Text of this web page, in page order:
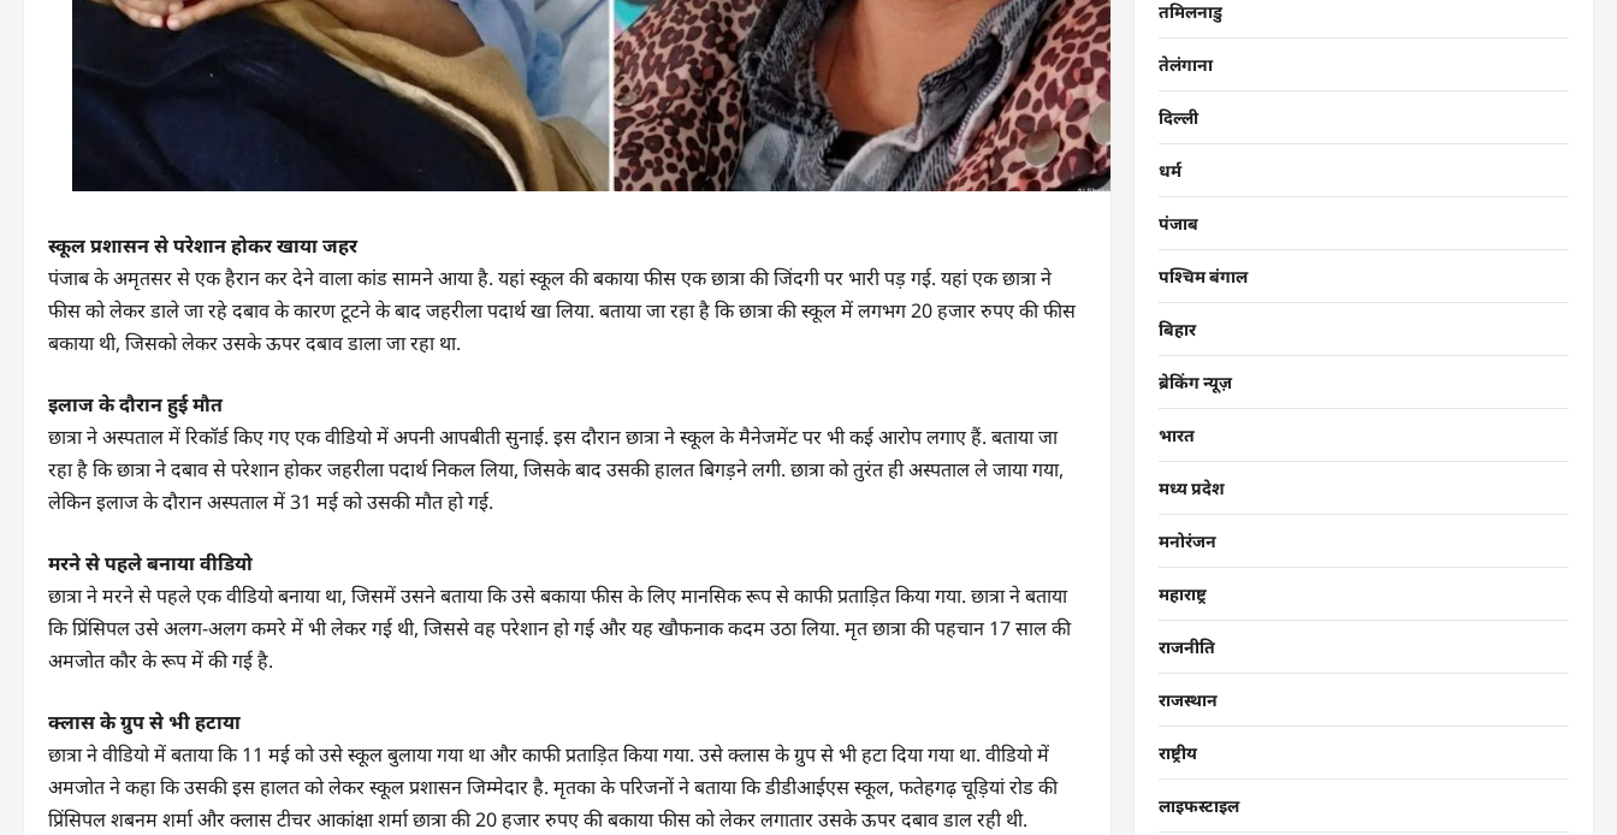
स्कूल प्रशासन से परेशान होकर खाया जहर
पंजाब के अमृतसर से एक हैरान कर देने वाला कांड सामने आया है. यहां स्कूल की बकाया फीस एक छात्रा की जिंदगी पर भारी पड़ गई. यहां एक छात्रा ने
फीस को लेकर डाले जा रहे दबाव के कारण टूटने के बाद जहरीला पदार्थ खा लिया. बताया जा रहा है कि छात्रा की स्कूल में लगभग 20 हजार रुपए की फीस
बकाया थी, जिसको लेकर उसके ऊपर दबाव डाला जा रहा था.
इलाज के दौरान हुई मौत
छात्रा ने अस्पताल में रिकॉर्ड किए गए एक वीडियो में अपनी आपबीती सुनाई. इस दौरान छात्रा ने स्कूल के मैनेजमेंट पर भी कई आरोप लगाए हैं. बताया जा
रहा है कि छात्रा ने दबाव से परेशान होकर जहरीला पदार्थ निकल लिया, जिसके बाद उसकी हालत बिगड़ने लगी. छात्रा को तुरंत ही अस्पताल ले जाया गया,
लेकिन इलाज के दौरान अस्पताल में 31 मई को उसकी मौत हो गई.
मरने से पहले बनाया वीडियो
छात्रा ने मरने से पहले एक वीडियो बनाया था, जिसमें उसने बताया कि उसे बकाया फीस के लिए मानसिक रूप से काफी प्रताड़ित किया गया. छात्रा ने बताया
कि प्रिंसिपल उसे अलग-अलग कमरे में भी लेकर गई थी, जिससे वह परेशान हो गई और यह खौफनाक कदम उठा लिया. मृत छात्रा की पहचान 17 साल की
अमजोत कौर के रूप में की गई है.
क्लास के ग्रुप से भी हटाया
छात्रा ने वीडियो में बताया कि 11 मई को उसे स्कूल बुलाया गया था और काफी प्रताड़ित किया गया. उसे क्लास के ग्रुप से भी हटा दिया गया था. वीडियो में
अमजोत ने कहा कि उसकी इस हालत को लेकर स्कूल प्रशासन जिम्मेदार है. मृतका के परिजनों ने बताया कि डीडीआईएस स्कूल, फतेहगढ़ चूड़ियां रोड की
प्रिंसिपल शबनम शर्मा और क्लास टीचर आकांक्षा शर्मा छात्रा की 20 हजार रुपए की बकाया फीस को लेकर लगातार उसके ऊपर दबाव डाल रही थी.
तमिलनाडु
तेलंगाना
दिल्ली
धर्म
पंजाब
पश्चिम बंगाल
बिहार
ब्रेकिंग न्यूज़
भारत
मध्य प्रदेश
मनोरंजन
महाराष्ट्र
राजनीति
राजस्थान
राष्ट्रीय
लाइफस्टाइल